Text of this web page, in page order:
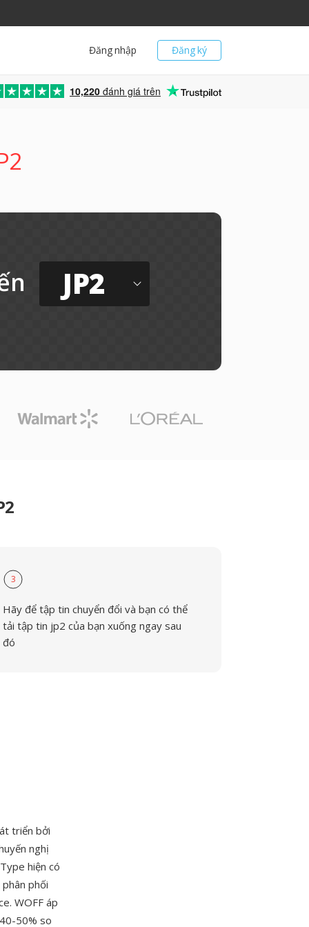
Đăng ký
Đăng nhập
10,220 đánh giá trên
JP2
3
Hãy để tập tin chuyển đổi và bạn có thể
tải tập tin jp2 của bạn xuống ngay sau
đó
triển bởi
nghị
hiện có
phối
WOFF áp
50% so